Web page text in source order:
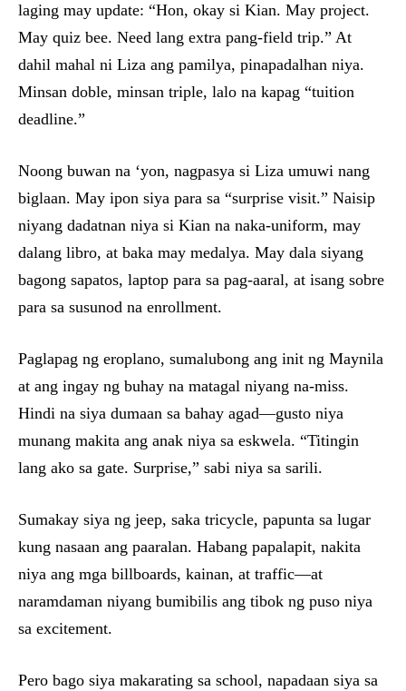
laging may update: “Hon, okay si Kian. May project.
May quiz bee. Need lang extra pang-field trip.” At
dahil mahal ni Liza ang pamilya, pinapadalhan niya.
Minsan doble, minsan triple, lalo na kapag “tuition
deadline.”
Noong buwan na ‘yon, nagpasya si Liza umuwi nang
biglaan. May ipon siya para sa “surprise visit.” Naisip
niyang dadatnan niya si Kian na naka-uniform, may
dalang libro, at baka may medalya. May dala siyang
bagong sapatos, laptop para sa pag-aaral, at isang sobre
para sa susunod na enrollment.
Paglapag ng eroplano, sumalubong ang init ng Maynila
at ang ingay ng buhay na matagal niyang na-miss.
Hindi na siya dumaan sa bahay agad—gusto niya
munang makita ang anak niya sa eskwela. “Titingin
lang ako sa gate. Surprise,” sabi niya sa sarili.
Sumakay siya ng jeep, saka tricycle, papunta sa lugar
kung nasaan ang paaralan. Habang papalapit, nakita
niya ang mga billboards, kainan, at traffic—at
naramdaman niyang bumibilis ang tibok ng puso niya
sa excitement.
Pero bago siya makarating sa school, napadaan siya sa